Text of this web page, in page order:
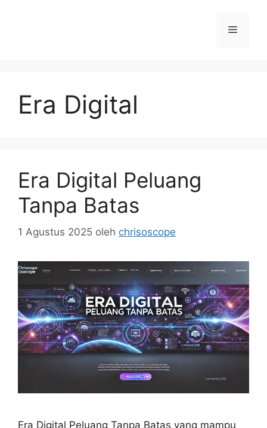
Menu
Era Digital
Era Digital Peluang
Tanpa Batas
1 Agustus 2025 oleh chrisoscope
Era Digital Peluang Tanpa Batas yang mampu